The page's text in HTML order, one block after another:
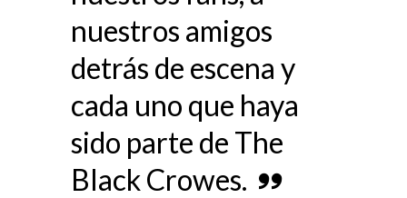
nuestros amigos
detrás de escena y
cada uno que haya
sido parte de The
Black Crowes.